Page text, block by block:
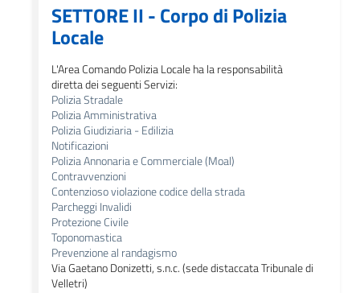
SETTORE II - Corpo di Polizia
Locale
L'Area Comando Polizia Locale ha la responsabilità
diretta dei seguenti Servizi:
Polizia Stradale
Polizia Amministrativa
Polizia Giudiziaria - Edilizia
Notificazioni
Polizia Annonaria e Commerciale (Moal)
Contravvenzioni
Contenzioso violazione codice della strada
Parcheggi Invalidi
Protezione Civile
Toponomastica
Prevenzione al randagismo
Via Gaetano Donizetti, s.n.c. (sede distaccata Tribunale di
Velletri)